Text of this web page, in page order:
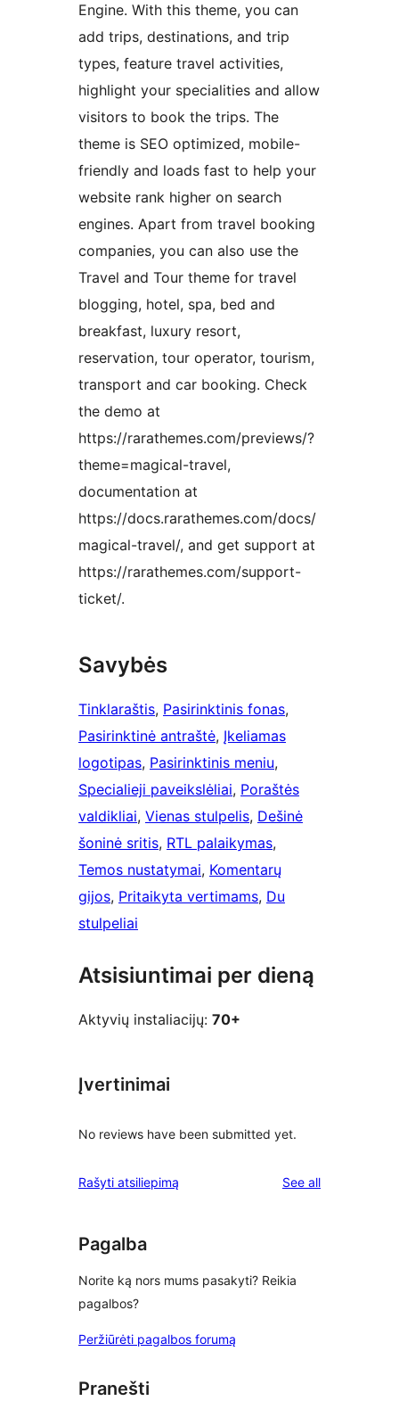
Engine. With this theme, you can
add trips, destinations, and trip
types, feature travel activities,
highlight your specialities and allow
visitors to book the trips. The
theme is SEO optimized, mobile-
friendly and loads fast to help your
website rank higher on search
engines. Apart from travel booking
companies, you can also use the
Travel and Tour theme for travel
blogging, hotel, spa, bed and
breakfast, luxury resort,
reservation, tour operator, tourism,
transport and car booking. Check
the demo at
https://rarathemes.com/previews/?
theme=magical-travel,
documentation at
https://docs.rarathemes.com/docs/
magical-travel/, and get support at
https://rarathemes.com/support-
ticket/.
Savybės
Tinklaraštis, Pasirinktinis fonas
Pasirinktinė antraštė, Įkeliamas
logotipas, Pasirinktinis meniu
Specialieji paveikslėliai, Poraštės
valdikliai, Vienas stulpelis, Dešinė
šoninė sritis, RTL palaikymas
Temos nustatymai, Komentarų
gijos, Pritaikyta vertimams, Du
stulpeliai
Atsisiuntimai per dieną
Aktyvių instaliacijų: 70+
Įvertinimai
No reviews have been submitted yet.
Rašyti atsiliepimą See allreviews
Pagalba
Norite ką nors mums pasakyti? Reikia
pagalbos?
Peržiūrėti pagalbos forumą
Pranešti